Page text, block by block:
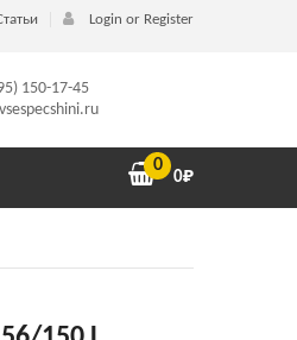
Login or Register
150-17-45
0
0₽